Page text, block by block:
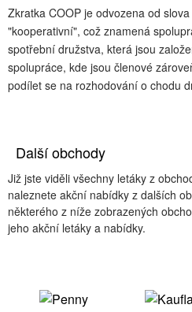
Zkratka COOP je odvozena od
"kooperativní", což znamená
spotřební družstva, která jsou
spolupráce, kde jsou členové
podílet se na rozhodování o chodu
Další obchody
Již jste viděli všechny letáky z
naleznete akční nabídky z dalších
některého z níže zobrazených
jeho akční letáky a nabídky.